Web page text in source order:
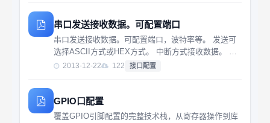
串口发送接收数据。可配置端口
串口发送接收数据。可配置端口，波特率等。 发送可
选择ASCII方式或HEX方式。 中断方式接收数据。 可
以通过ADC和MCU可以把数据通过 串口直接发送到PC
2013-12-22 122 接口配置
GPIO口配置
覆盖GPIO引脚配置的完整技术栈，从寄存器操作到库